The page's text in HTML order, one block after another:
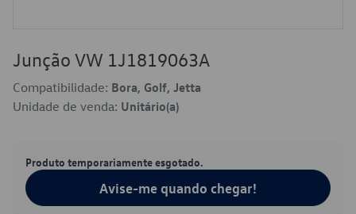
Junção VW 1J1819063A
Compatibilidade: Bora, Golf, Jetta
Unidade de venda: Unitário(a)
Produto temporariamente esgotado.
Avise-me quando chegar!